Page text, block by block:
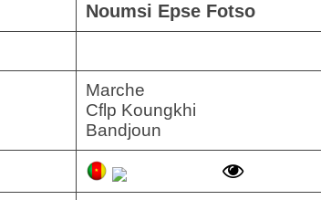
Noumsi Epse Fotso
Marche
Cflp Koungkhi
Bandjoun